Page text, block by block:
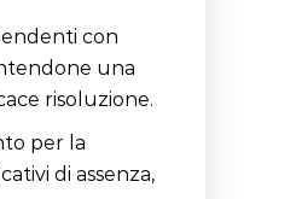
con
una
risoluzione.
per la
di assenza,